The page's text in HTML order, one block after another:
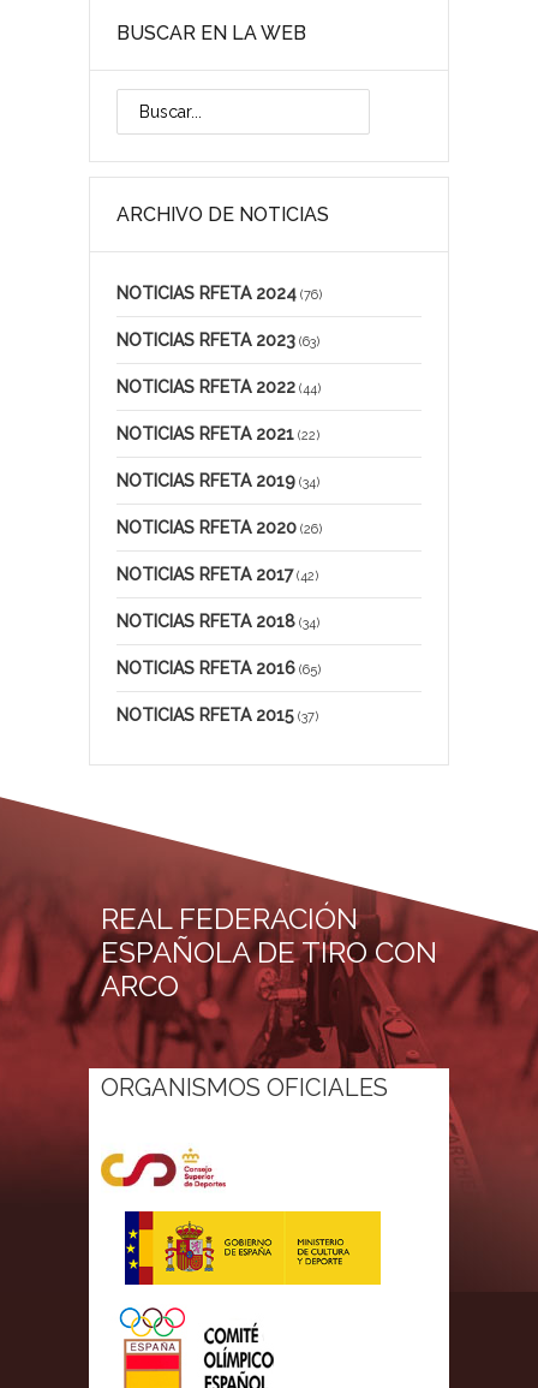
BUSCAR EN LA WEB
ARCHIVO DE NOTICIAS
NOTICIAS RFETA 2024 (76)
NOTICIAS RFETA 2023 (63)
NOTICIAS RFETA 2022 (44)
NOTICIAS RFETA 2021 (22)
NOTICIAS RFETA 2019 (34)
NOTICIAS RFETA 2020 (26)
NOTICIAS RFETA 2017 (42)
NOTICIAS RFETA 2018 (34)
NOTICIAS RFETA 2016 (65)
NOTICIAS RFETA 2015 (37)
REAL FEDERACIÓN
ESPAÑOLA DE TIRO CON
ARCO
ORGANISMOS OFICIALES